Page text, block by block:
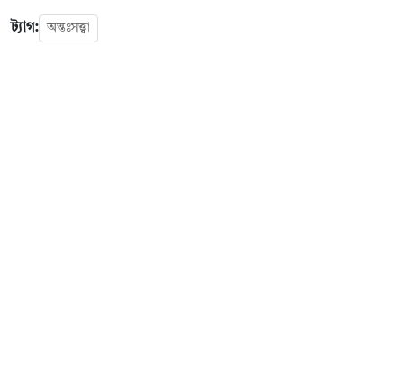
ট্যাগ: অন্তঃসত্ত্বা